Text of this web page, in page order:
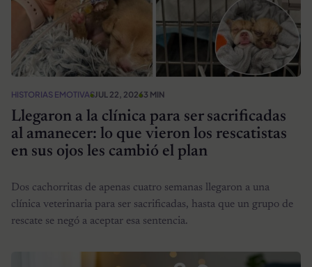
HISTORIAS EMOTIVASJUL 22, 20263 MIN
Llegaron a la clínica para ser sacrificadas
al amanecer: lo que vieron los rescatistas
en sus ojos les cambió el plan
Dos cachorritas de apenas cuatro semanas llegaron a una
clínica veterinaria para ser sacrificadas, hasta que un grupo de
rescate se negó a aceptar esa sentencia.